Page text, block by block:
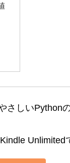
さしいPython
Unlimited